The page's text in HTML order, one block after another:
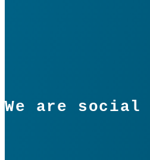
We are social